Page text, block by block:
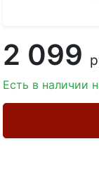
2 099
Есть в наличии